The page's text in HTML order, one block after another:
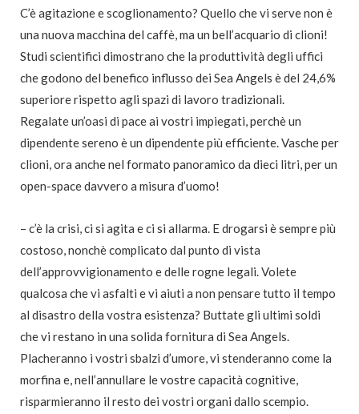
C’è agitazione e scoglionamento? Quello che vi serve non è
una nuova macchina del caffè, ma un bell’acquario di clioni!
Studi scientifici dimostrano che la produttività degli uffici
che godono del benefico influsso dei Sea Angels è del 24,6%
superiore rispetto agli spazi di lavoro tradizionali.
Regalate un’oasi di pace ai vostri impiegati, perchè un
dipendente sereno è un dipendente più efficiente. Vasche per
clioni, ora anche nel formato panoramico da dieci litri, per un
open-space davvero a misura d’uomo!
– c’è la crisi, ci si agita e ci si allarma. E drogarsi è sempre più
costoso, nonchè complicato dal punto di vista
dell’approvvigionamento e delle rogne legali. Volete
qualcosa che vi asfalti e vi aiuti a non pensare tutto il tempo
al disastro della vostra esistenza? Buttate gli ultimi soldi
che vi restano in una solida fornitura di Sea Angels.
Placheranno i vostri sbalzi d’umore, vi stenderanno come la
morfina e, nell’annullare le vostre capacità cognitive,
risparmieranno il resto dei vostri organi dallo scempio.